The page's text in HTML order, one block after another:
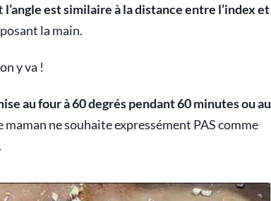
l’angle est similaire à la distance entre l’index et
la main.
y va !
au four à 60 degrés pendant 60 minutes ou au
ne souhaite expressément PAS comme